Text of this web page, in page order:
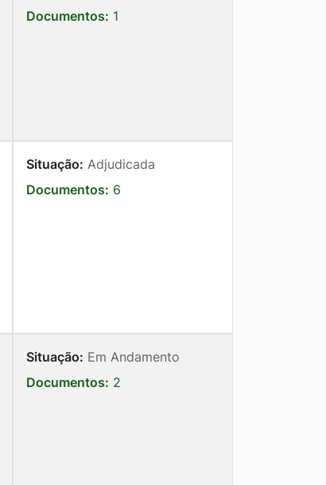
Documentos: 1
Situação: Adjudicada
Documentos: 6
Situação: Em Andamento
Documentos: 2